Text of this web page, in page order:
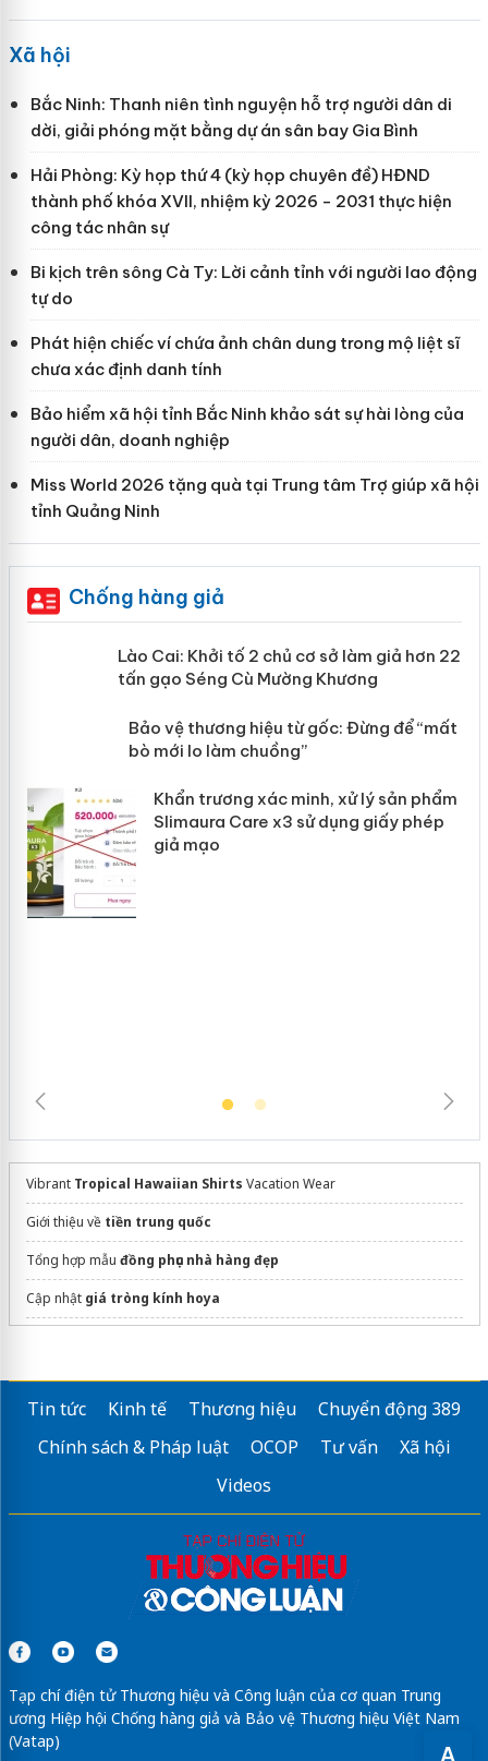
A
Xã hội
Bắc Ninh: Thanh niên tình nguyện hỗ trợ người dân di
dời, giải phóng mặt bằng dự án sân bay Gia Bình
Hải Phòng: Kỳ họp thứ 4 (kỳ họp chuyên đề) HĐND
thành phố khóa XVII, nhiệm kỳ 2026 - 2031 thực hiện
công tác nhân sự
Bi kịch trên sông Cà Ty: Lời cảnh tỉnh với người lao động
tự do
Phát hiện chiếc ví chứa ảnh chân dung trong mộ liệt sĩ
chưa xác định danh tính
Bảo hiểm xã hội tỉnh Bắc Ninh khảo sát sự hài lòng của
người dân, doanh nghiệp
Miss World 2026 tặng quà tại Trung tâm Trợ giúp xã hội
tỉnh Quảng Ninh
Chống hàng giả
Lào Cai: Khởi tố 2 chủ cơ sở làm giả
hơn 22 tấn gạo Séng Cù Mường
Bảo vệ thương hiệu từ gốc: Đừng để
“mất bò mới lo làm chuồng”
Vibrant Tropical Hawaiian Shirts Vacation Wear
Giới thiệu về tiền trung quốc
Tổng hợp mẫu đồng phục nhà hàng đẹp
Cập nhật giá tròng kính hoya
Tin tức Kinh tế Thương hiệu
Chuyển động 389
Chính sách & Pháp luật
OCOP Tư vấn
Xã hội
Videos
Tạp chí điện tử Thương hiệu và Công luận của cơ quan Trung
ương Hiệp hội Chống hàng giả và Bảo vệ Thương hiệu Việt Nam
(Vatap)